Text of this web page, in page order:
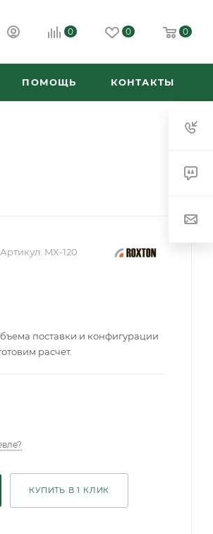
0 0 0
ПОМОЩЬ КОНТАКТЫ
Артикул: MX-120
поставки и конфигурации
расчет.
КУПИТЬ В 1 КЛИК